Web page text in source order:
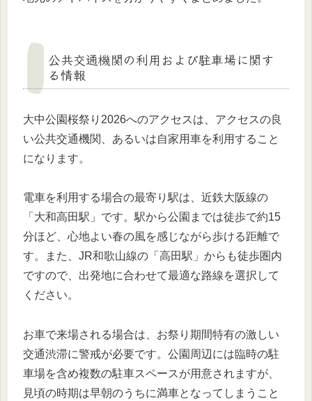
公共交通機関の利用および駐車場に関す
る情報
大中公園桜祭り2026へのアクセスは、アクセスの良
い公共交通機関、あるいは自家用車を利用すること
になります。
電車を利用する場合の最寄り駅は、近鉄大阪線の
「大和高田駅」です。駅から公園までは徒歩で約15
分ほど、心地よい春の風を感じながら歩ける距離で
す。また、JR和歌山線の「高田駅」からも徒歩圏内
ですので、出発地に合わせて最適な路線を選択して
ください。
お車で来場される場合は、お祭り期間特有の激しい
交通渋滞に警戒が必要です。公園周辺には臨時の駐
車場を含め複数の駐車スペースが用意されますが、
見頃の時期は早朝のうちに満車となってしまうこと